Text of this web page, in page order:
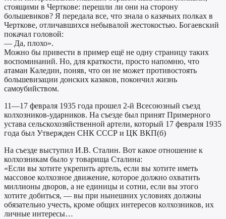
стоящими в Черткове: перешли ли они на сторону
большевиков? Я передала все, что знала о казачьих полках в
Черткове, отличавшихся небывалой жестокостью. Богаевский
покачал головой:
— Да, плохо».
Можно бы привести в пример ещё не одну страницу таких
воспоминаний. Но, для краткости, просто напомню, что
атаман Каледин, поняв, что он не может противостоять
большевизации донских казаков, покончил жизнь
самоубийством.
11—17 февраля 1935 года прошел 2-й Всесоюзный съезд
колхозников-ударников. На съезде был принят Примерного
устава сельскохозяйственной артели, который 17 февраля 1935
года был Утвержден СНК СССР и ЦК ВКП(б)
На съезде выступил И.В. Сталин. Вот какое отношение к
колхозникам было у товарища Сталина:
«Если вы хотите укрепить артель, если вы хотите иметь
массовое колхозное движение, которое должно охватить
миллионы дворов, а не единицы и сотни, если вы этого
хотите добиться, — вы при нынешних условиях должны
обязательно учесть, кроме общих интересов колхозников, их
личные интересы…